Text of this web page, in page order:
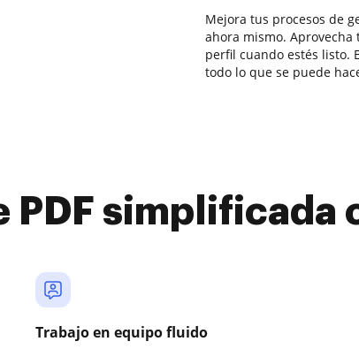
Mejora tus procesos de
ahora mismo.
perfil cuando estés listo.
todo lo que se puede
PDF simplificada
Trabajo en equipo fluido